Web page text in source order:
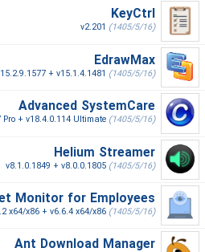
KeyCtrl
v2.201 (1405/5/16)
EdrawMax
+ v15.1.4.1481 (1405/5/16)
Advanced SystemCare
Pro + v18.4.0.114 Ultimate (1405/5/16)
Helium Streamer
v8.1.0.1849 + v8.0.0.1805 (1405/5/16)
Monitor for Employees
x64/x86 + v6.6.4 x64/x86 (1405/5/16)
Ant Download Manager